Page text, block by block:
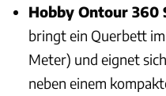
Hobby Ontour 360
bringt ein Querbett
Meter) und eignet
neben einem